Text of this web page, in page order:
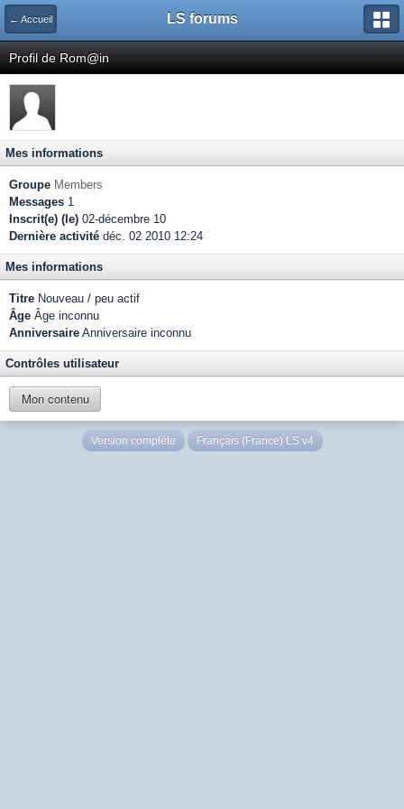
← Accueil LS forums
Profil de Rom@in
Mes informations
Groupe Members
Messages 1
Inscrit(e) (le) 02-décembre 10
Dernière activité déc. 02 2010 12:24
Mes informations
Titre Nouveau / peu actif
Âge Âge inconnu
Anniversaire Anniversaire inconnu
Contrôles utilisateur
Mon contenu
Version complète Français (France) LS v4